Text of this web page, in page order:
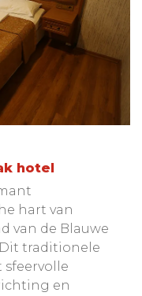
hotel
hart van
van de Blauwe
traditionele
en